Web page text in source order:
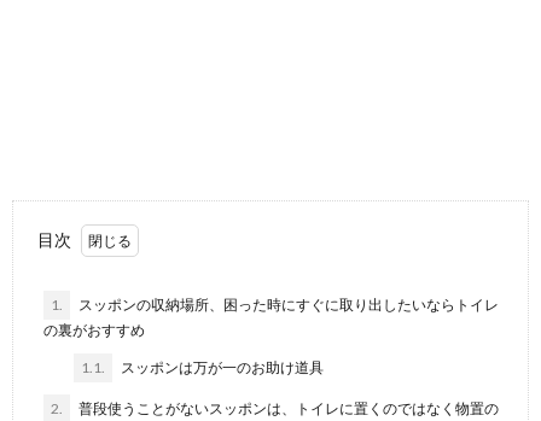
法が一番
は？掃除方法も解説
ぼしが車内に残り、自分たちではなかなか綺麗に掃除
目次
1.
スッポンの収納場所、困った時にすぐに取り出したいならトイレ
の裏がおすすめ
1.1. スッポンは万が一のお助け道具
2.
普段使うことがないスッポンは、トイレに置くのではなく物置の